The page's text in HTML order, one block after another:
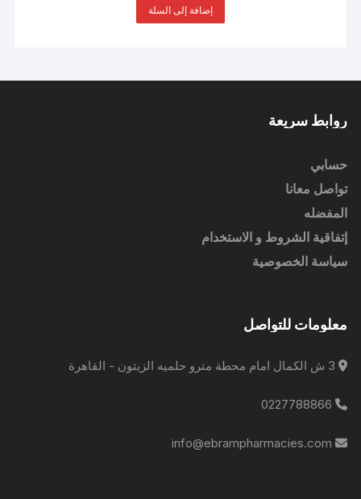
إضافة إلى السلة
روابط سريعة
حسابي
تواصل معانا
المفضله
إتفاقية الشروط و الاستخدام
سياسة الخصوصية
معلومات للتواصل